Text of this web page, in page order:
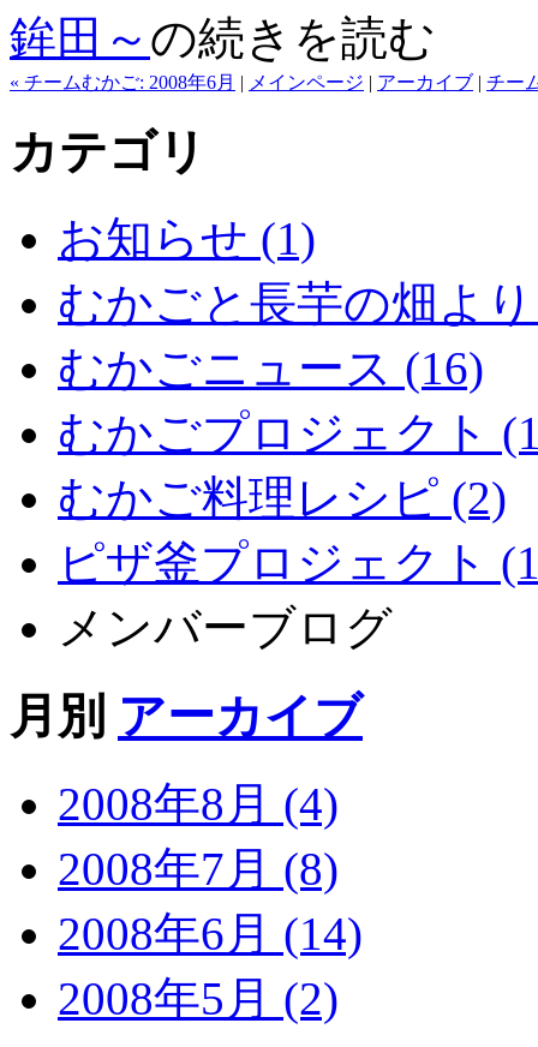
鉾田～ の続きを読む
« チームむかご: 2008年6月 | メインページ | アーカイブ | チー
カテゴリ
お知らせ (1)
むかごと長芋の畑よ
むかごニュース (16)
むかごプロジェクト
むかご料理レシピ (2)
ピザ釜プロジェクト
メンバーブログ
月別 アーカイブ
2008年8月 (4)
2008年7月 (8)
2008年6月 (14)
2008年5月 (2)